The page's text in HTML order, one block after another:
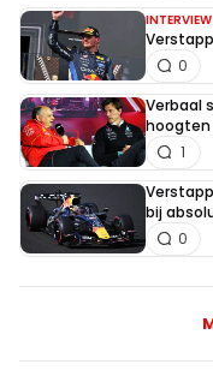
RaceTon
10 april 2022 21:18
Het probleem bij
zeggen, zij zijn
zijn dat wel. Vorig
gekregen ten
komende jaren,
worden. Twee
motor. 2)
INTERVIEW
0
Verbaal
hoogten
1
bij
0